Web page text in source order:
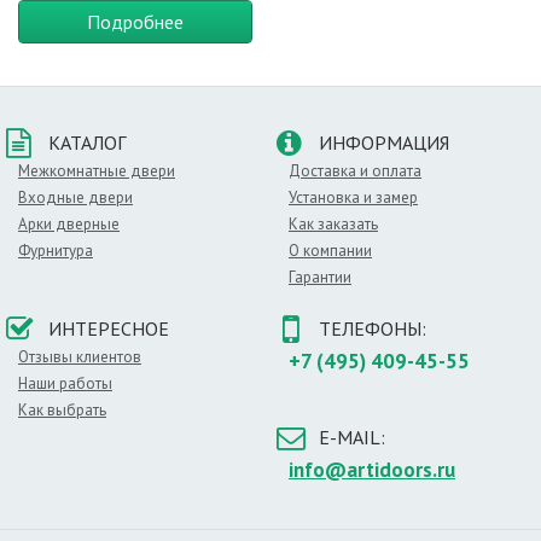
Подробнее
КАТАЛОГ
Межкомнатные двери
Входные двери
Арки дверные
Фурнитура
ИНФОРМАЦИЯ
Доставка и оплата
Установка и замер
Как заказать
О компании
Гарантии
ИНТЕРЕСНОЕ
Отзывы клиентов
Наши работы
Как выбрать
ТЕЛЕФОНЫ:
+7 (495) 409-45-55
E-MAIL:
info@artidoors.ru